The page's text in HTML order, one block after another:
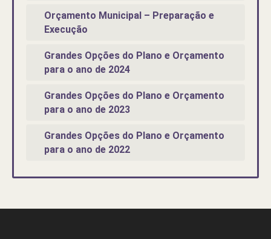
Orçamento Municipal – Preparação e
Execução
Grandes Opções do Plano e Orçamento
para o ano de 2024
Grandes Opções do Plano e Orçamento
para o ano de 2023
Grandes Opções do Plano e Orçamento
para o ano de 2022